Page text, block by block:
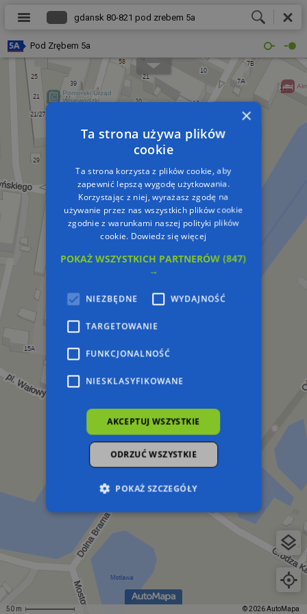
50 m © 2026 AutoMapa
Pod Zrębem 5a
×
Ta strona używa plików
cookie
Ta strona korzysta z plików cookie, aby
zapewnić lepszą wygodę użytkowania.
Korzystając z niej, wyrażasz zgodę na
używanie przez nas wszystkich plików cookie
zgodnie z warunkami naszej polityki plików
cookie. Dowiedz się więcej
POKAŻ WSZYSTKICH PARTNERÓW(847)
→
NIEZBĘDNE WYDAJNOŚĆ
TARGETOWANIE
FUNKCJONALNOŚĆ
NIESKLASYFIKOWANE
AKCEPTUJ WSZYSTKIE
ODRZUĆ WSZYSTKIE
POKAŻ SZCZEGÓŁY
Niezbędne Wydajność
Funkcjonalność
Niezbędne pliki cookie umożliwiają korzystanie z
podstawowych funkcji strony internetowej,
takich jak logowanie użytkownika i zarządzanie